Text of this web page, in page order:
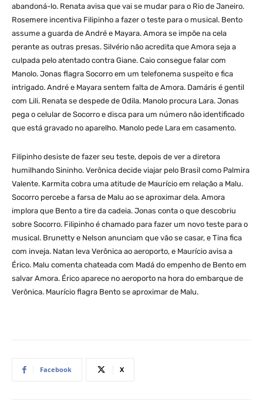
abandoná-lo. Renata avisa que vai se mudar para o Rio de Janeiro.
Rosemere incentiva Filipinho a fazer o teste para o musical. Bento
assume a guarda de André e Mayara. Amora se impõe na cela
perante as outras presas. Silvério não acredita que Amora seja a
culpada pelo atentado contra Giane. Caio consegue falar com
Manolo. Jonas flagra Socorro em um telefonema suspeito e fica
intrigado. André e Mayara sentem falta de Amora. Damáris é gentil
com Lili. Renata se despede de Odila. Manolo procura Lara. Jonas
pega o celular de Socorro e disca para um número não identificado
que está gravado no aparelho. Manolo pede Lara em casamento.
Filipinho desiste de fazer seu teste, depois de ver a diretora
humilhando Sininho. Verônica decide viajar pelo Brasil como Palmira
Valente. Karmita cobra uma atitude de Maurício em relação a Malu.
Socorro percebe a farsa de Malu ao se aproximar dela. Amora
implora que Bento a tire da cadeia. Jonas conta o que descobriu
sobre Socorro. Filipinho é chamado para fazer um novo teste para o
musical. Brunetty e Nelson anunciam que vão se casar, e Tina fica
com inveja. Natan leva Verônica ao aeroporto, e Maurício avisa a
Érico. Malu comenta chateada com Madá do empenho de Bento em
salvar Amora. Érico aparece no aeroporto na hora do embarque de
Verônica. Maurício flagra Bento se aproximar de Malu.
Facebook X